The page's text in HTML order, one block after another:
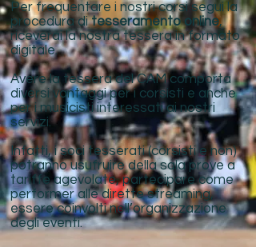
Per frequentare i nostri corsi segui la
procedura ditesseramento online,
riceverai la nostra tessera in formato
digitale.
Avere la tessera del CAM comporta
diversi vantaggi per i corsisti e anche
per i musicisti interessati ai nostri
servizi.
Infatti, i soci tesserati (corsisti e non)
potranno usufruire della sala prove a
tariffe agevolate, partecipare come
performer alle dirette streaming,
essere coinvolti nell’organizzazione
degli eventi.